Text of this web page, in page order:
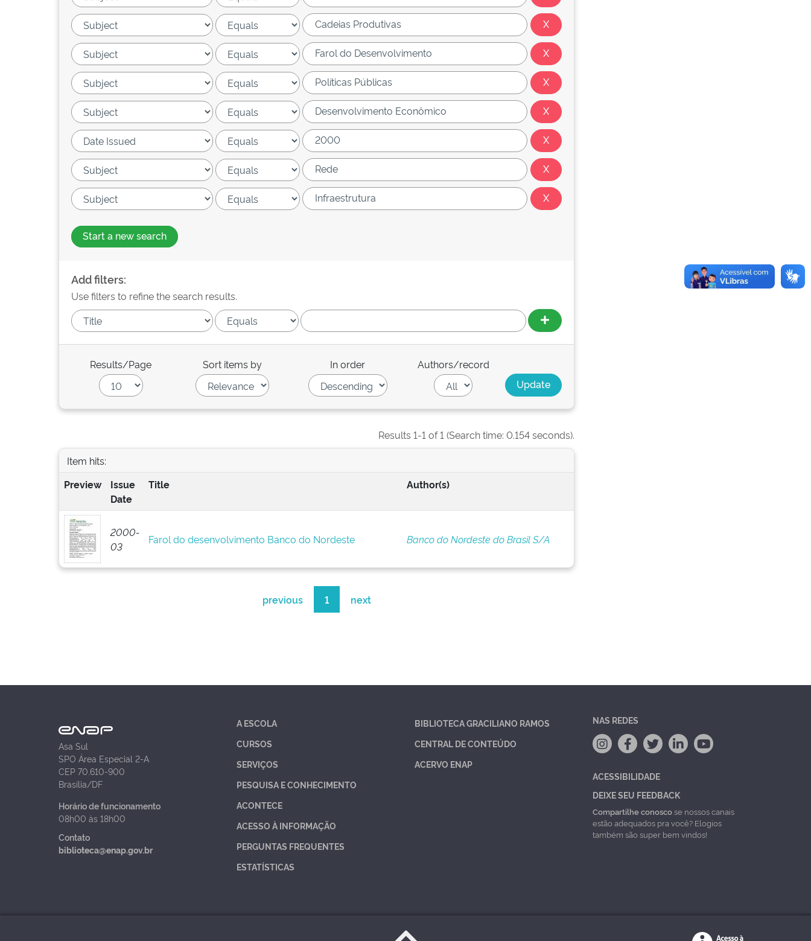
Start a new search
Add filters:
Use filters to refine the search results.
Results/Page Sort items by In order Authors/record
Results 1-1 of 1 (Search time: 0.154 seconds).
Item hits:
Preview
Issue
Date
Title Author(s)
2000-
03
Farol do desenvolvimento Banco do Nordeste Banco do Nordeste do Brasil S/A
previous 1 next
Asa Sul
SPO Área Especial 2-A
CEP 70.610-900
Brasília/DF
Horário de funcionamento
08h00 às 18h00
Contato
biblioteca@enap.gov.br
A ESCOLA
CURSOS
SERVIÇOS
PESQUISA E CONHECIMENTO
ACONTECE
ACESSO À INFORMAÇÃO
PERGUNTAS FREQUENTES
ESTATÍSTICAS
BIBLIOTECA GRACILIANO RAMOS
CENTRAL DE CONTEÚDO
ACERVO ENAP
NAS REDES
ACESSIBILIDADE
DEIXE SEU FEEDBACK
Compartilhe conoscose nossos canais
estão adequados pra você? Elogios
também são super bem vindos!